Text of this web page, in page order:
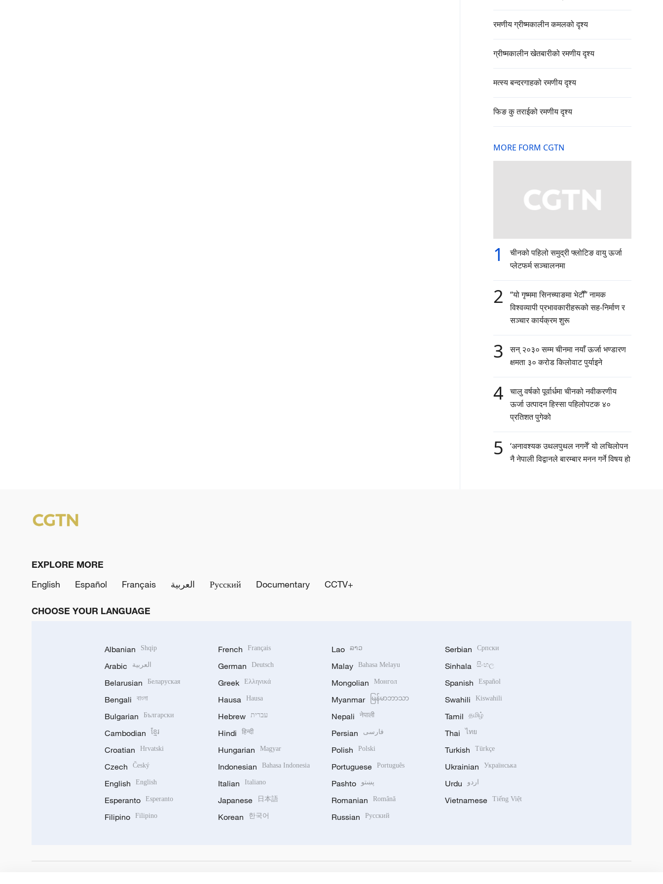
रमणीय ग्रीष्मकालीन कमलको दृश्य
ग्रीष्मकालीन खेतबारीको रमणीय दृश्य
मत्स्य बन्दरगाहको रमणीय दृश्य
फिङ कु तराईको रमणीय दृश्य
MORE FORM CGTN
1
चीनको पहिलो समुद्री फ्लोटिङ वायु ऊर्जा
प्लेटफर्म सञ्चालनमा
2
“यो गृष्ममा सिनच्याङमा भेटौँ” नामक
विश्वव्यापी प्रभावकारीहरूको सह-निर्माण र
सञ्चार कार्यक्रम शुरू
3
सन् २०३० सम्म चीनमा नयाँ ऊर्जा भण्डारण
क्षमता ३० करोड किलोवाट पुर्याइने
4
चालु वर्षको पूर्वार्धमा चीनको नवीकरणीय
ऊर्जा उत्पादन हिस्सा पहिलोपटक ४०
प्रतिशत पुगेको
5
‘अनावश्यक उथलपुथल नगर्ने’ यो लचिलोपन
नै नेपाली विद्वानले बारम्बार मनन गर्ने विषय हो
EXPLORE MORE
English
Español Français العربية Русский Documentary CCTV+
CHOOSE YOUR LANGUAGE
Albanian Shqip
Arabic العربية
Belarusian Беларуская
Bengali বাংলা
Bulgarian Български
Cambodian ខ្មែរ
Croatian Hrvatski
Czech Český
English English
Esperanto Esperanto
Filipino Filipino
French Français
German Deutsch
Greek Ελληνικά
Hausa Hausa
Hebrew עברית
Hindi हिन्दी
Hungarian Magyar
Indonesian Bahasa Indonesia
Italian Italiano
Japanese 日本語
Korean 한국어
Lao ລາວ
Malay Bahasa Melayu
Mongolian Монгол
Myanmar မြန်မာဘာသာ
Nepali नेपाली
Persian فارسی
Polish Polski
Portuguese Português
Pashto پښتو
Romanian Română
Russian Русский
Serbian Српски
Sinhala සිංහල
Spanish Español
Swahili Kiswahili
Tamil தமிழ்
Thai ไทย
Turkish Türkçe
Ukrainian Українська
Urdu اردو
Vietnamese Tiếng Việt